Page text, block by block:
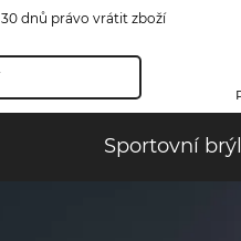
30 dnů právo vrátit zboží
Sportovní